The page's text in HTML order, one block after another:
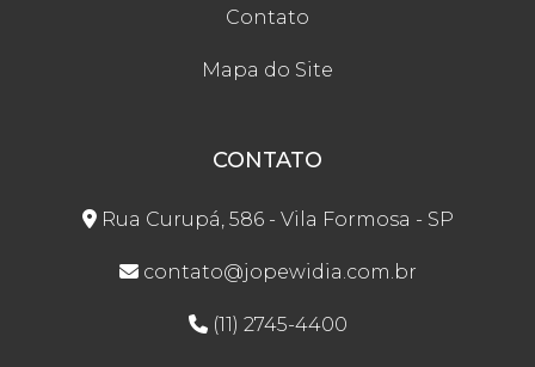
Contato
Mapa do Site
CONTATO
Rua Curupá, 586 - Vila Formosa - SP
contato@jopewidia.com.br
(11) 2745-4400